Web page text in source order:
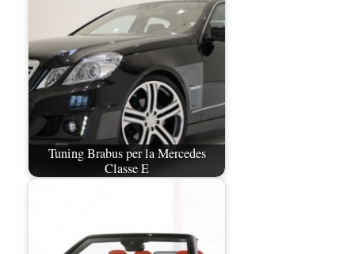
Tuning Brabus per la Mercedes
Classe E